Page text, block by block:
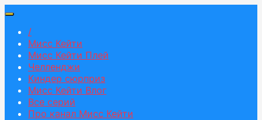
/
Мисс Кейти
Мисс Кейти Плей
Челленджи
Киндер сюрприз
Мисс Кейти Влог
Все серий
Про канал Мисс Кейти